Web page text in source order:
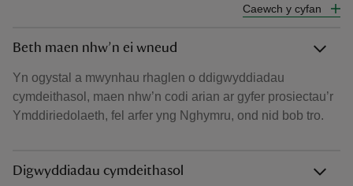
Caewch y cyfan
Beth maen nhw’n ei wneud
Yn ogystal a mwynhau rhaglen o ddigwyddiadau
cymdeithasol, maen nhw’n codi arian ar gyfer prosiectau’r
Ymddiriedolaeth, fel arfer yng Nghymru, ond nid bob tro.
Digwyddiadau cymdeithasol